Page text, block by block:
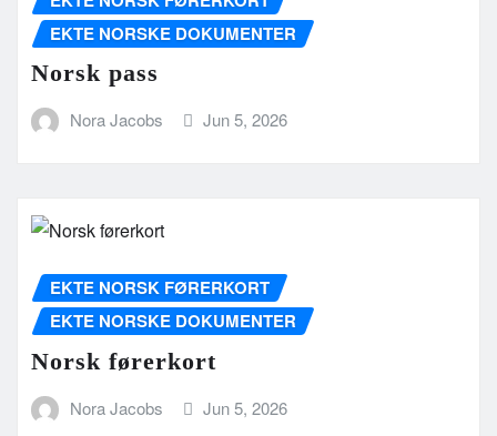
EKTE NORSKE DOKUMENTER
Norsk pass
Nora Jacobs Jun 5, 2026
EKTE NORSK FØRERKORT
EKTE NORSKE DOKUMENTER
Norsk førerkort
Nora Jacobs Jun 5, 2026